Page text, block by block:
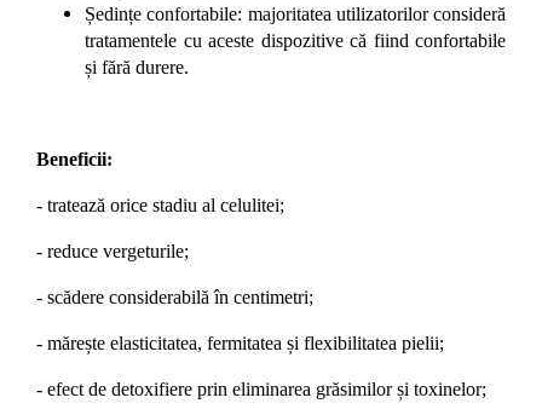
Ședințe confortabile: majoritatea utilizatorilor consideră
tratamentele cu aceste dispozitive că fiind confortabile
și fără durere.
Beneficii:
- tratează orice stadiu al celulitei;
- reduce vergeturile;
- scădere considerabilă în centimetri;
- mărește elasticitatea, fermitatea și flexibilitatea pielii;
- efect de detoxifiere prin eliminarea grăsimilor și toxinelor;